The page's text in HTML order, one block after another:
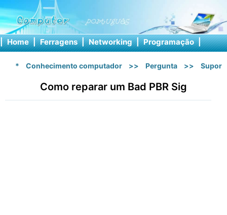
| Home | Ferragens | Networking | Programação |
* Conhecimento computador >> Pergunta >>
Como reparar um Bad PBR Sig